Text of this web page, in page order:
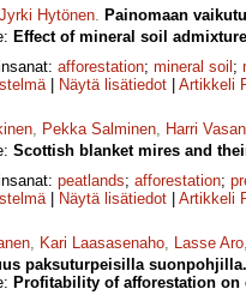
Jyrki Hytönen. Painomaan
Effect of mineral soil
afforestation; mineral soil ;
| Näytä lisätiedot Artikkeli
, Pekka Salminen, Harri
Scottish blanket mires and
peatlands; afforestation;
| Näytä lisätiedot Artikkeli
, Kari Laasasenaho, Lasse Aro,
paksuturpeisilla suonpohjilla.
Profitability of afforestation on